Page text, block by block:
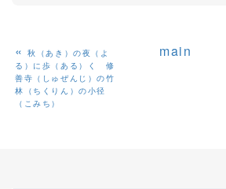
«秋（あき）の夜（よ
る）に歩（ある）く 修
善寺（しゅぜんじ）の竹
林（ちくりん）の小径
（こみち）
main